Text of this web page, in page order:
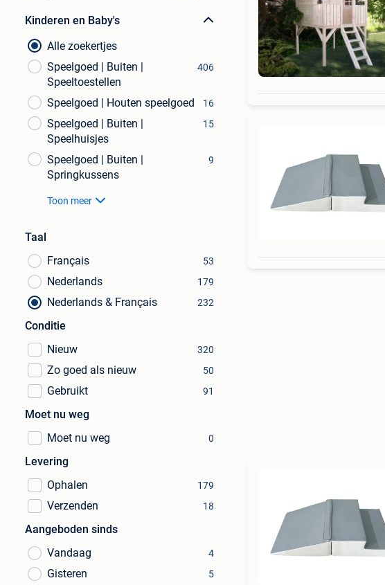
Kinderen en Baby's
Alle zoekertjes
Speelgoed | Buiten |
Speeltoestellen
406
Speelgoed | Houten speelgoed 16
Speelgoed | Buiten |
Speelhuisjes
15
Speelgoed | Buiten |
Springkussens
9
Toon meer
Taal
Français
53
Nederlands 179
Nederlands & Français 232
Conditie
Nieuw
320
Zo goed als nieuw 50
Gebruikt 91
Moet nu weg
Moet nu weg
0
Levering
Ophalen
179
Verzenden 18
Aangeboden sinds
Vandaag
4
Gisteren 5